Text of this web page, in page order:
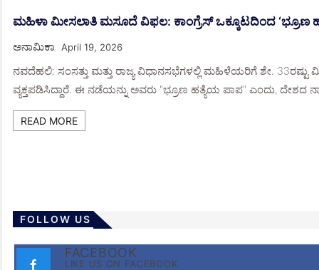
ಮಹಿಳಾ ಮೀಸಲಾತಿ ಮಸೂದೆ ವಿಫಲ: ಕಾಂಗ್ರೆಸ್‌ ಒಕ್ಕೂಟದಿಂದ ‘ಭ್ರೂಣ
ಅನಾಮಿಕಾ April 19, 2026
ನವದೆಹಲಿ: ಸಂಸತ್ತು ಮತ್ತು ರಾಜ್ಯ ವಿಧಾನಸಭೆಗಳಲ್ಲಿ ಮಹಿಳೆಯರಿಗೆ ಶೇ.
ವ್ಯಕ್ತಪಡಿಸಿದ್ದಾರೆ. ಈ ನಡೆಯನ್ನು ಅವರು "ಭ್ರೂಣ ಹತ್ಯೆಯ ಪಾಪ" ಎಂದು, ದೇಶದ
READ MORE
FOLLOW US
FACEBOOK
LIKE US ON FACEBOOK